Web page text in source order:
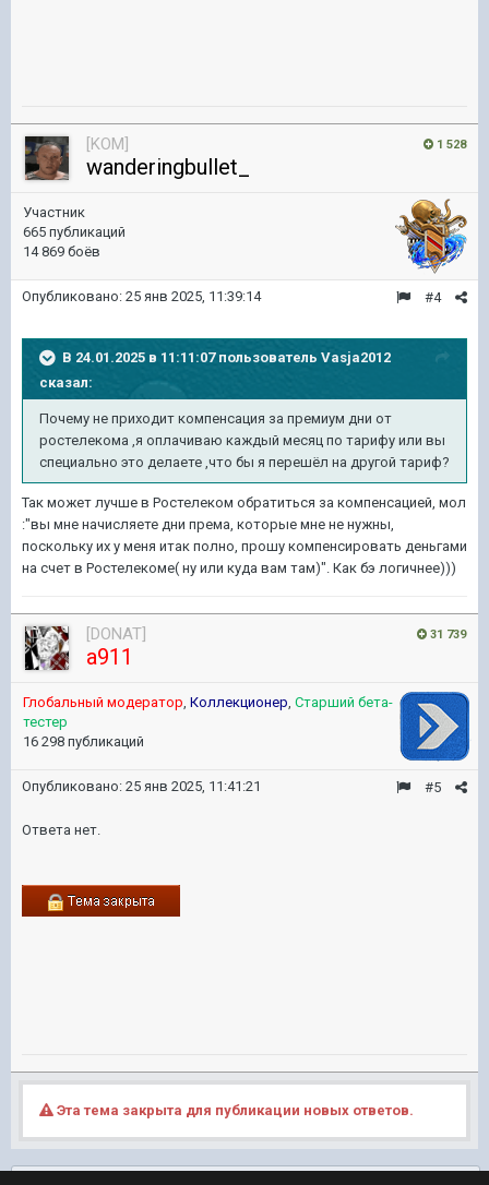
1 528
[KOM]
wanderingbullet_
Участник
665 публикаций
14 869 боёв
#4
Опубликовано: 25 янв 2025, 11:39:14
В 24.01.2025 в 11:11:07 пользователь Vasja2012
сказал:
Почему не приходит компенсация за премиум дни от
ростелекома ,я оплачиваю каждый месяц по тарифу или вы
специально это делаете ,что бы я перешёл на другой тариф?
Так может лучше в Ростелеком обратиться за компенсацией, мол
:"вы мне начисляете дни према, которые мне не нужны,
поскольку их у меня итак полно, прошу компенсировать деньгами
на счет в Ростелекоме( ну или куда вам там)". Как бэ логичнее)))
31 739
[DONAT]
a911
Глобальный модератор, Коллекционер, Старший бета-
тестер
16 298 публикаций
#5
Опубликовано: 25 янв 2025, 11:41:21
Ответа нет.
Эта тема закрыта для публикации новых ответов.